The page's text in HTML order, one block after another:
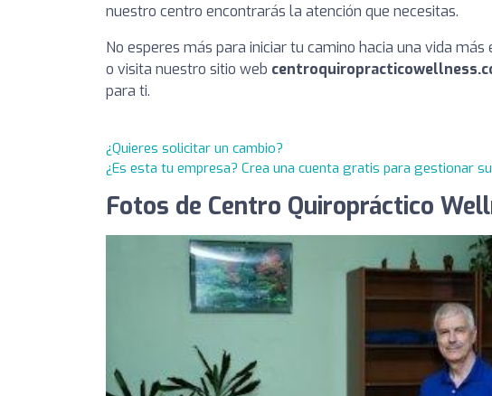
nuestro centro encontrarás la atención que necesitas.
No esperes más para iniciar tu camino hacia una vida
o visita nuestro sitio web
para ti.
¿Quieres solicitar un cambio?
¿Es esta tu empresa? Crea una cuenta gratis para gestionar
Fotos de Centro Quiropráctico